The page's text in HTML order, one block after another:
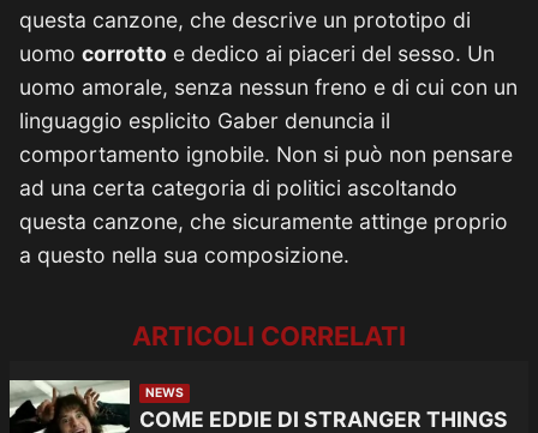
questa canzone, che descrive un prototipo di
uomo corrotto e dedico ai piaceri del sesso. Un
uomo amorale, senza nessun freno e di cui con un
linguaggio esplicito Gaber denuncia il
comportamento ignobile. Non si può non pensare
ad una certa categoria di politici ascoltando
questa canzone, che sicuramente attinge proprio
a questo nella sua composizione.
ARTICOLI CORRELATI
NEWS
COME EDDIE DI STRANGER THINGS